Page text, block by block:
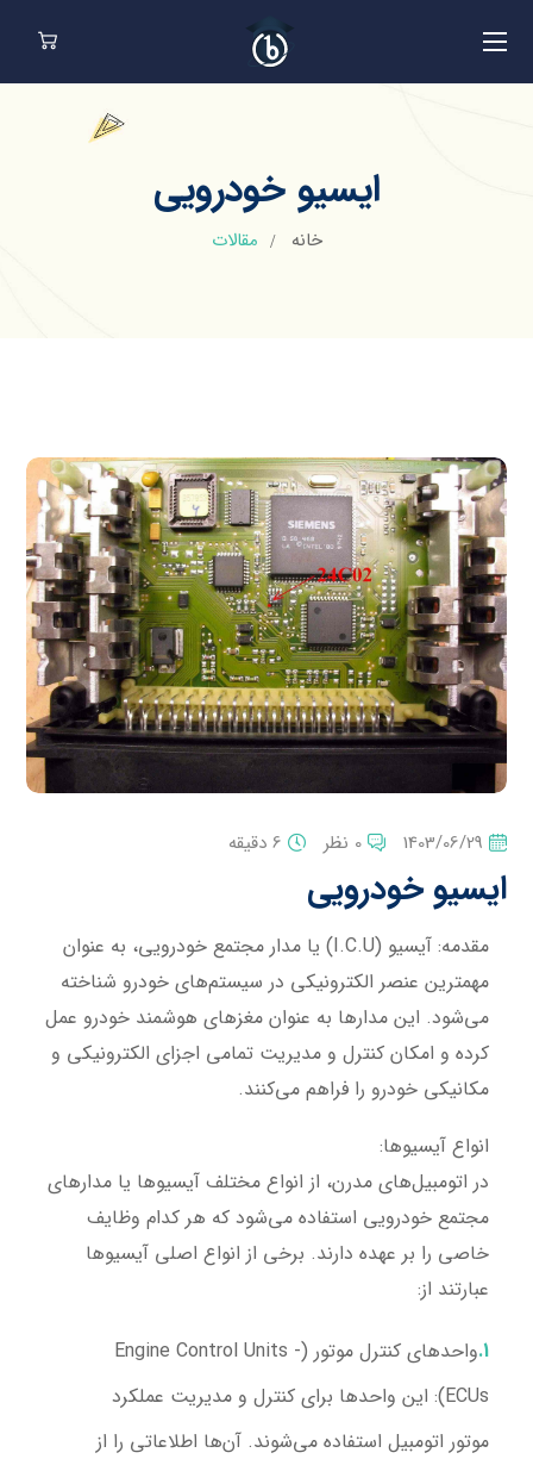
ایسیو خودرویی
خانه مقالات
1403/06/29 0 نظر 6 دقیقه
ایسیو خودرویی
مقدمه:
آیسیو (I.C.U) یا مدار مجتمع خودرویی، به عنوان
مهمترین عنصر الکترونیکی در سیستم‌های خودرو شناخته
می‌شود. این مدارها به عنوان مغزهای هوشمند خودرو عمل
کرده و امکان کنترل و مدیریت تمامی اجزای الکترونیکی و
مکانیکی خودرو را فراهم می‌کنند.
انواع آیسیوها:
در اتومبیل‌های مدرن، از انواع مختلف آیسیوها یا مدارهای
مجتمع خودرویی استفاده می‌شود که هر کدام وظایف
خاصی را بر عهده دارند. برخی از انواع اصلی آیسیوها
عبارتند از:
واحدهای کنترل موتور (Engine Control Units -
ECUs): این واحدها برای کنترل و مدیریت عملکرد
موتور اتومبیل استفاده می‌شوند. آن‌ها اطلاعاتی را از